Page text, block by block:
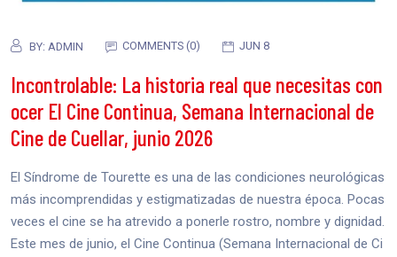
BY: ADMIN COMMENTS (0) JUN 8
Incontrolable: La historia real que necesitas con
ocer El Cine Continua, Semana Internacional de
Cine de Cuellar, junio 2026
El Síndrome de Tourette es una de las condiciones neurológicas
más incomprendidas y estigmatizadas de nuestra época. Pocas
veces el cine se ha atrevido a ponerle rostro, nombre y dignidad.
Este mes de junio, el Cine Continua (Semana Internacional de Ci